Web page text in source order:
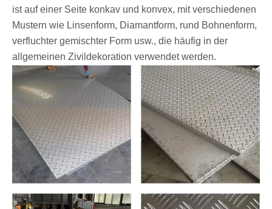
ist auf einer Seite konkav und konvex, mit verschiedenen
Mustern wie Linsenform, Diamantform, rund Bohnenform,
verfluchter gemischter Form usw., die häufig in der
allgemeinen Zivildekoration verwendet werden.